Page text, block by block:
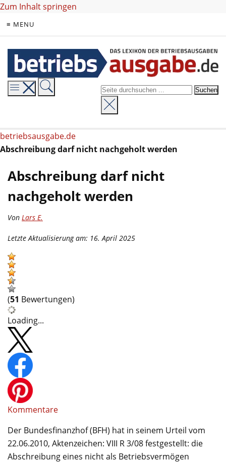
Zum Inhalt springen
≡ MENU
betriebsausgabe.de
Abschreibung darf nicht nachgeholt werden
Abschreibung darf nicht
nachgeholt werden
Von Lars E.
Letzte Aktualisierung am: 16. April 2025
(51 Bewertungen)
Loading...
Kommentare
Der Bundesfinanzhof (BFH) hat in seinem Urteil vom
22.06.2010, Aktenzeichen: VIII R 3/08 festgestellt: die
Abschreibung eines nicht als Betriebs­vermögen